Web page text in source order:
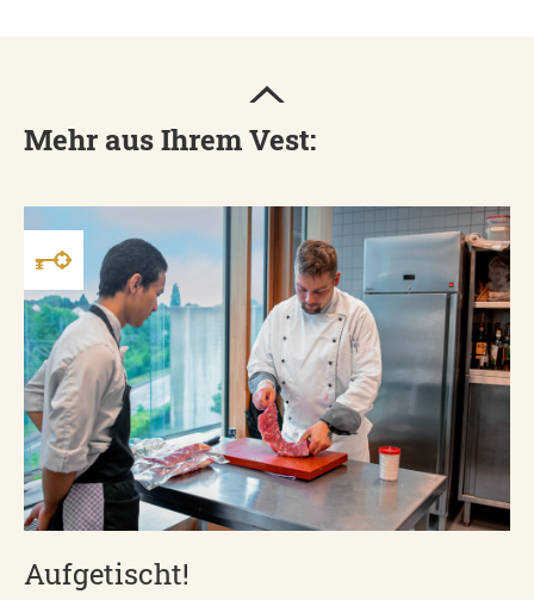
Mehr aus Ihrem Vest:
Aufgetischt!